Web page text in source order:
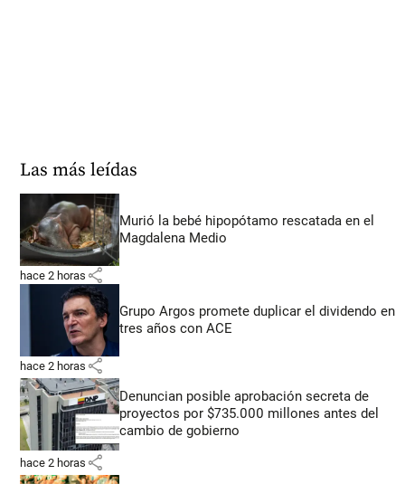
Las más leídas
Murió la bebé hipopótamo rescatada en el
Magdalena Medio
hace 2 horas share
Grupo Argos promete duplicar el dividendo en
tres años con ACE
hace 2 horas share
Denuncian posible aprobación secreta de
proyectos por $735.000 millones antes del
cambio de gobierno
hace 2 horas share